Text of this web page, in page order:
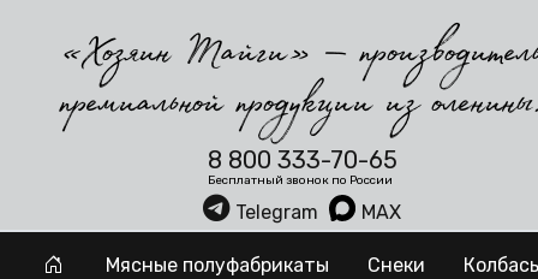
«Хозяин Тайги» —
премиальной продукции из
8 800 333-70-65
Бесплатный звонок по России
MAX
Telegram
Мясные полуфабрикаты Снеки